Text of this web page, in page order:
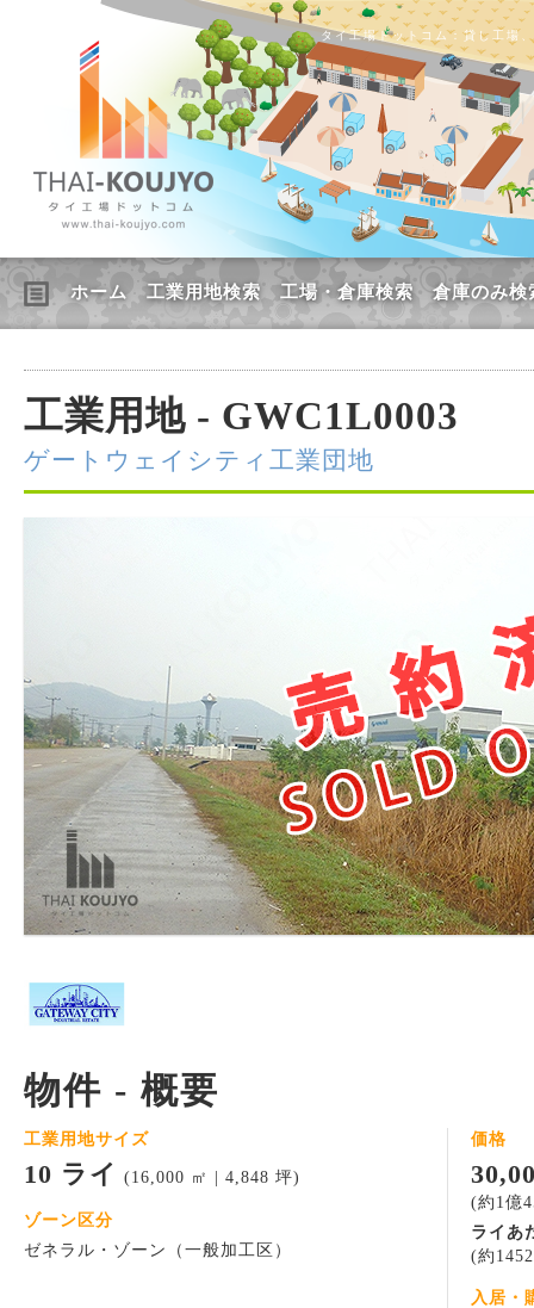
タイ工場ドットコム：貸し工場
ホーム 工業用地検索 工場・倉庫検索 倉庫のみ検
工業用地 - GWC1L0003
ゲートウェイシティ工業団地
物件 - 概要
工業用地サイズ
10 ライ (16,000 ㎡ | 4,848 坪)
ゾーン区分
ゼネラル・ゾーン（一般加工区）
価格
(約1億
ライあ
(約
入居・